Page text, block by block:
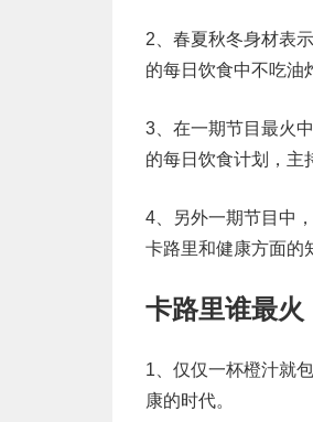
2、春夏秋冬身材表
的每日饮食中不吃油
3、在一期节目最火
的每日饮食计划，主
4、另外一期节目中
卡路里和健康方面的
卡路里谁最火
1、仅仅一杯橙汁就
康的时代。